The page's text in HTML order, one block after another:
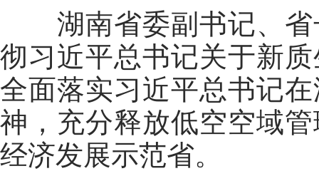
湖南省委副书记、省
彻习近平总书记关于新
全面落实习近平总书记
神，充分释放低空空域
经济发展示范省。